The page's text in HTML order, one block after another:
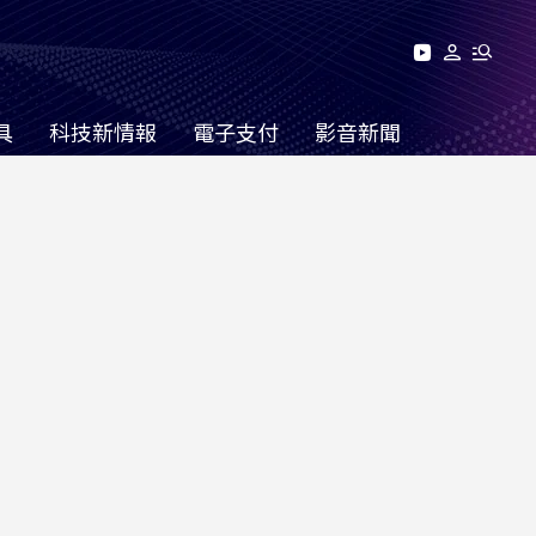
科技新情報 電子支付 影音新聞